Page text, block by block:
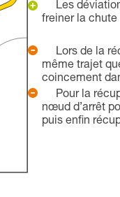
Les
freiner la chute
Lors de la
même trajet
coincement
Pour la
nœud d’arrêt
puis enfin